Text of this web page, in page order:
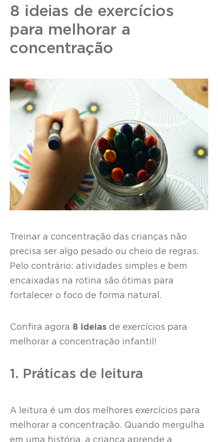
8 ideias de exercícios
para melhorar a
concentração
Treinar a concentração das crianças não
precisa ser algo pesado ou cheio de regras.
Pelo contrário: atividades simples e bem
encaixadas na rotina são ótimas para
fortalecer o foco de forma natural.
Confira agora 8 ideias de exercícios para
melhorar a concentração infantil!
1. Práticas de leitura
A leitura é um dos melhores exercícios para
melhorar a concentração. Quando mergulha
em uma história, a criança aprende a